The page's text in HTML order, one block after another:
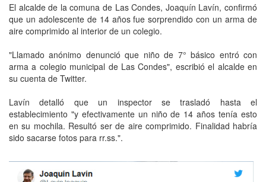
El alcalde de la comuna de Las Condes, Joaquín Lavín, confirmó
que un adolescente de 14 años fue sorprendido con un arma de
aire comprimido al interior de un colegio.
"Llamado anónimo denunció que niño de 7° básico entró con
arma a colegio municipal de Las Condes", escribió el alcalde en
su cuenta de Twitter.
Lavín detalló que un inspector se trasladó hasta el
establecimiento "y efectivamente un niño de 14 años tenía esto
en su mochila. Resultó ser de aire comprimido. Finalidad habría
sido sacarse fotos para rr.ss.".